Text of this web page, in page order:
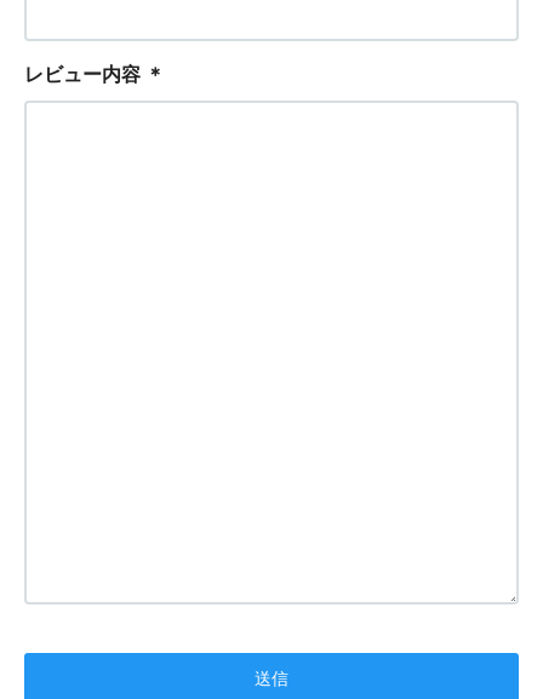
レビュー内容 ＊